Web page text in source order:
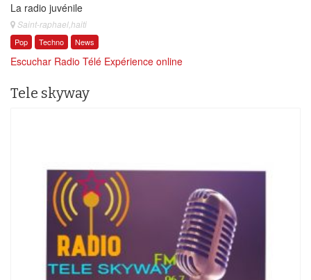
La radio juvénile
Saint-raphael,haiti
Pop Techno News
Escuchar Radio Télé Expérience online
Tele skyway